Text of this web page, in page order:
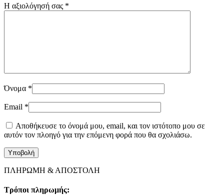
Η αξιολόγησή σας *
Όνομα *
Email *
Αποθήκευσε το όνομά μου, email, και τον ιστότοπο μου σε
αυτόν τον πλοηγό για την επόμενη φορά που θα σχολιάσω.
ΠΛΗΡΩΜΗ & ΑΠΟΣΤΟΛΗ
Τρόποι πληρωμής: